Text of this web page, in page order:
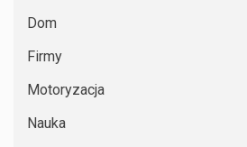
Dom
Firmy
Motoryzacja
Nauka